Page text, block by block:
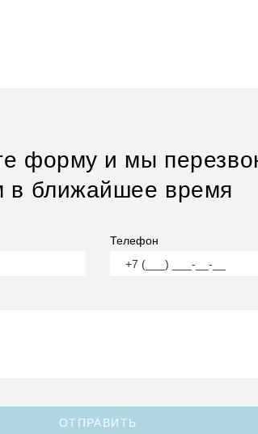
форму и мы
в ближайшее время
Телефон
ОТПРАВИТЬ